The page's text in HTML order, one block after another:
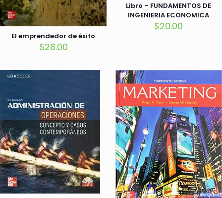
El emprendedor de éxito
$28.00
Libro – FUNDAMENTOS DE
INGENIERIA ECONOMICA
$20.00